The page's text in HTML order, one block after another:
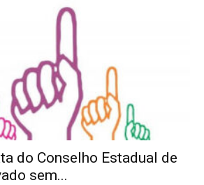
do Conselho Estadual de
sem...